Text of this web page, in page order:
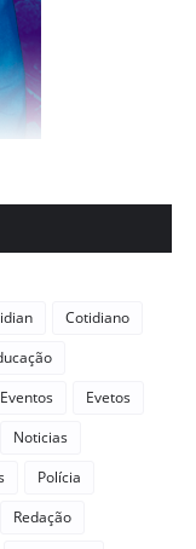
Cotidiano
Eventos
Evetos
Noticias
Polícia
Redação